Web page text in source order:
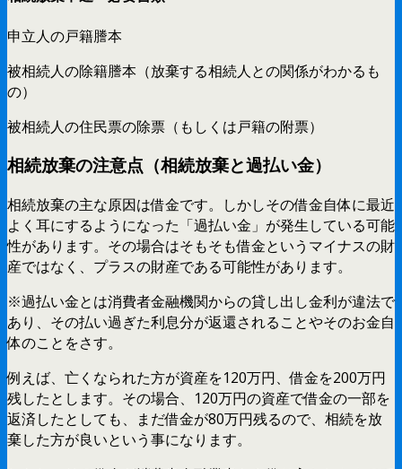
申立人の戸籍謄本
被相続人の除籍謄本（放棄する相続人との関係がわかるも
の）
被相続人の住民票の除票（もしくは戸籍の附票）
相続放棄の注意点（相続放棄と過払い金）
相続放棄の主な原因は借金です。しかしその借金自体に最近
よく耳にするようになった「過払い金」が発生している可能
性があります。その場合はそもそも借金というマイナスの財
産ではなく、プラスの財産である可能性があります。
※過払い金とは消費者金融機関からの貸し出し金利が違法で
あり、その払い過ぎた利息分が返還されることやそのお金自
体のことをさす。
例えば、亡くなられた方が資産を120万円、借金を200万円
残したとします。その場合、120万円の資産で借金の一部を
返済したとしても、まだ借金が80万円残るので、相続を放
棄した方が良いという事になります。